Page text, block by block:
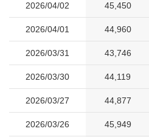
2026/04/02 45,450
2026/04/01 44,960
2026/03/31 43,746
2026/03/30 44,119
2026/03/27 44,877
2026/03/26 45,949